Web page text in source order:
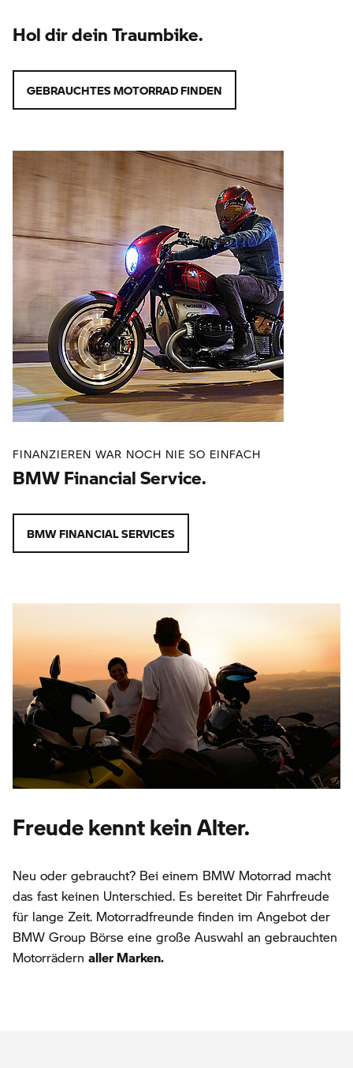
Hol dir dein Traumbike.
GEBRAUCHTES MOTORRAD FINDEN
FINANZIEREN WAR NOCH NIE SO EINFACH
BMW Financial Service.
BMW FINANCIAL SERVICES
Freude kennt kein Alter.
Neu oder gebraucht? Bei einem BMW Motorrad macht
das fast keinen Unterschied. Es bereitet Dir Fahrfreude
für lange Zeit. Motorradfreunde finden im Angebot der
BMW Group Börse eine große Auswahl an gebrauchten
Motorrädern aller Marken.